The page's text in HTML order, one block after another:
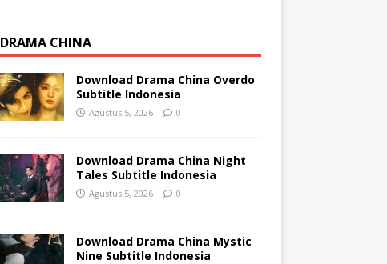
DRAMA CHINA
Download Drama China Overdo
Subtitle Indonesia
Agustus 5, 2026 0
Download Drama China Night
Tales Subtitle Indonesia
Agustus 5, 2026 0
Download Drama China Mystic
Nine Subtitle Indonesia